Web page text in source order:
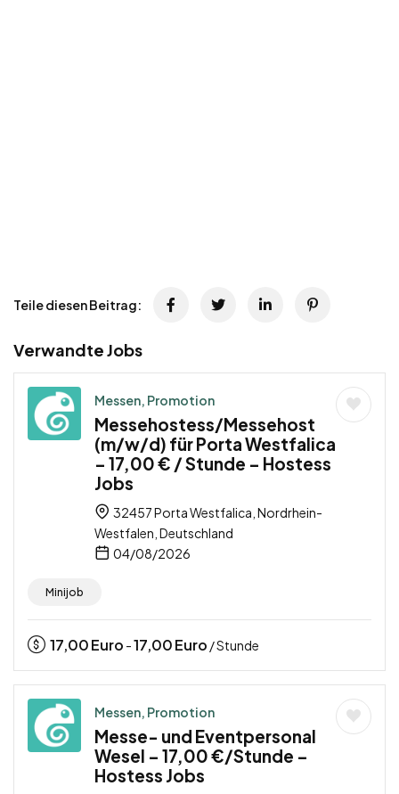
Teile diesen Beitrag:
Verwandte Jobs
Messen, Promotion
Messehostess/Messehost
(m/w/d) für Porta Westfalica
– 17,00 € / Stunde – Hostess
Jobs
32457 Porta Westfalica, Nordrhein-
Westfalen, Deutschland
04/08/2026
Minijob
17,00Euro -17,00Euro / Stunde
Messen, Promotion
Messe- und Eventpersonal
Wesel – 17,00 €/Stunde –
Hostess Jobs